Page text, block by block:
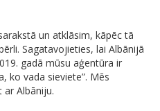
un atklāsim, kāpēc tā
Sagatavojieties, lai Albānijā
gadā mūsu aģentūra ir
ko vada sieviete”. Mēs
Albāniju.